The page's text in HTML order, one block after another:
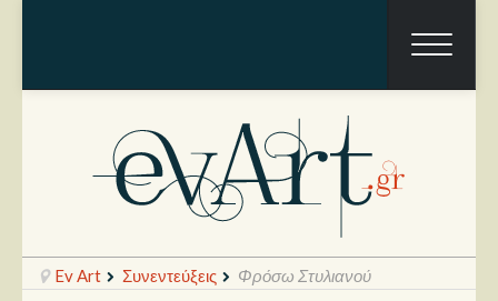
Ev Art Συνεντεύξεις Φρόσω Στυλιανού